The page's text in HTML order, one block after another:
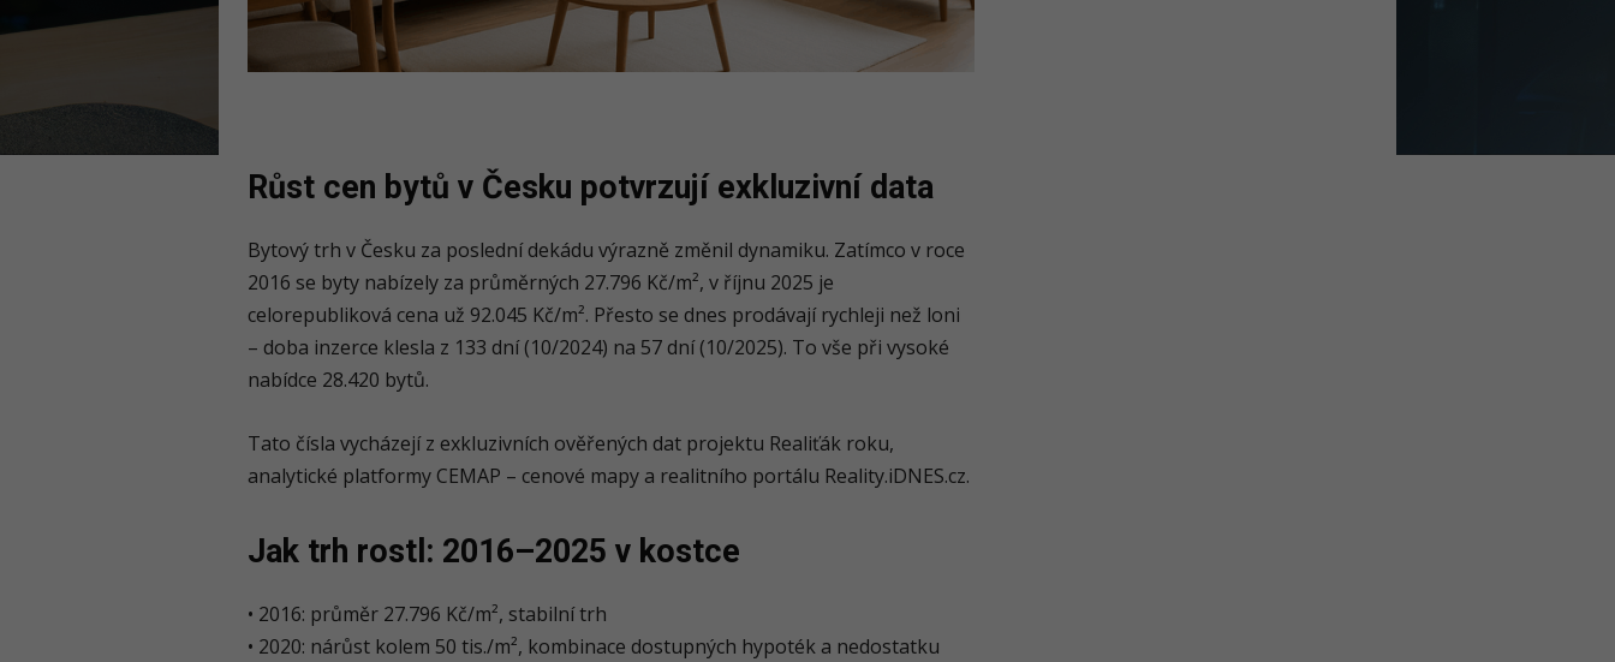
Růst cen bytů v Česku potvrzují exkluzivní data
Bytový trh v Česku za poslední dekádu výrazně změnil dynamiku. Zatímco v roce
2016 se byty nabízely za průměrných 27.796 Kč/m², v říjnu 2025 je
celorepubliková cena už 92.045 Kč/m². Přesto se dnes prodávají rychleji než loni
– doba inzerce klesla z 133 dní (10/2024) na 57 dní (10/2025). To vše při vysoké
nabídce 28.420 bytů.
Tato čísla vycházejí z exkluzivních ověřených dat projektu Realiťák roku,
analytické platformy CEMAP – cenové mapy a realitního portálu Reality.iDNES.cz.
Jak trh rostl: 2016–2025 v kostce
• 2016: průměr 27.796 Kč/m², stabilní trh
• 2020: nárůst kolem 50 tis./m², kombinace dostupných hypoték a nedostatku